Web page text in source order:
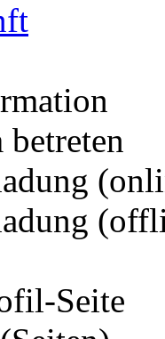
betreten
Seite